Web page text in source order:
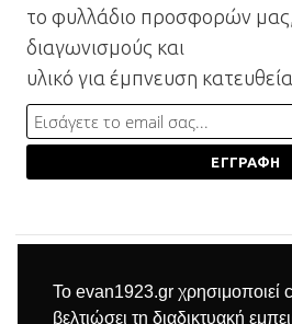
Το evan1923.gr χρησιμοποιεί
βελτιώσει τη διαδικτυακή
το φυλλάδιο προσφορών
διαγωνισμούς και
υλικό για έμπνευση